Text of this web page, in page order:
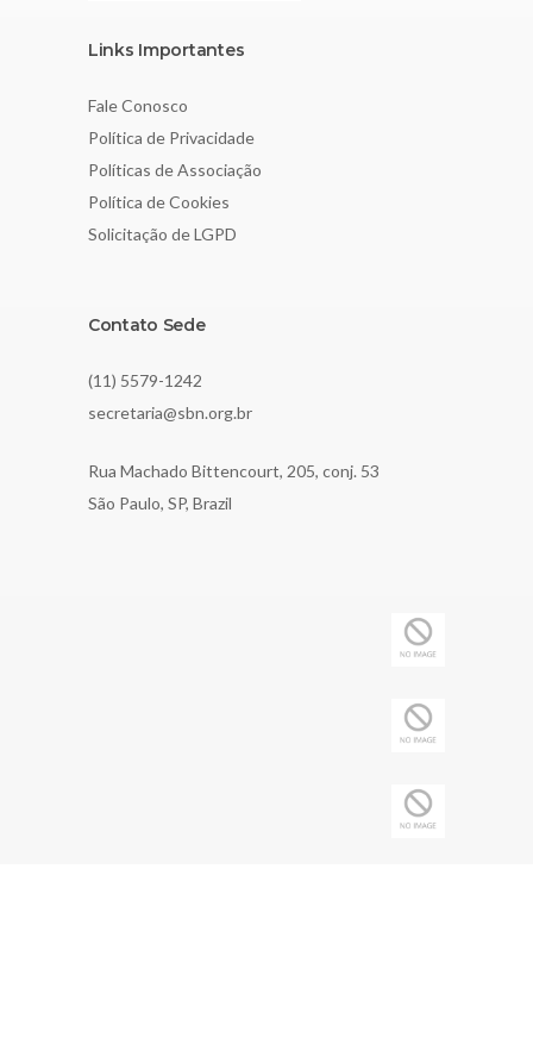
Links Importantes
Fale Conosco
Política de Privacidade
Políticas de Associação
Política de Cookies
Solicitação de LGPD
Contato Sede
(11) 5579-1242
secretaria@sbn.org.br
Rua Machado Bittencourt, 205, conj. 53
São Paulo, SP, Brazil